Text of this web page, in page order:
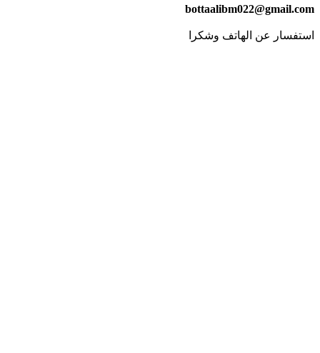
bottaalibm022@gmail.com
استفسار عن الهاتف وشكرا